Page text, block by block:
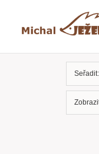
Seřadit: